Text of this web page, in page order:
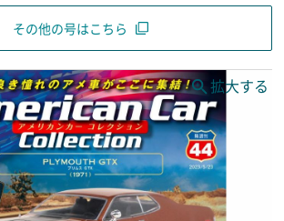
その他の号はこちら